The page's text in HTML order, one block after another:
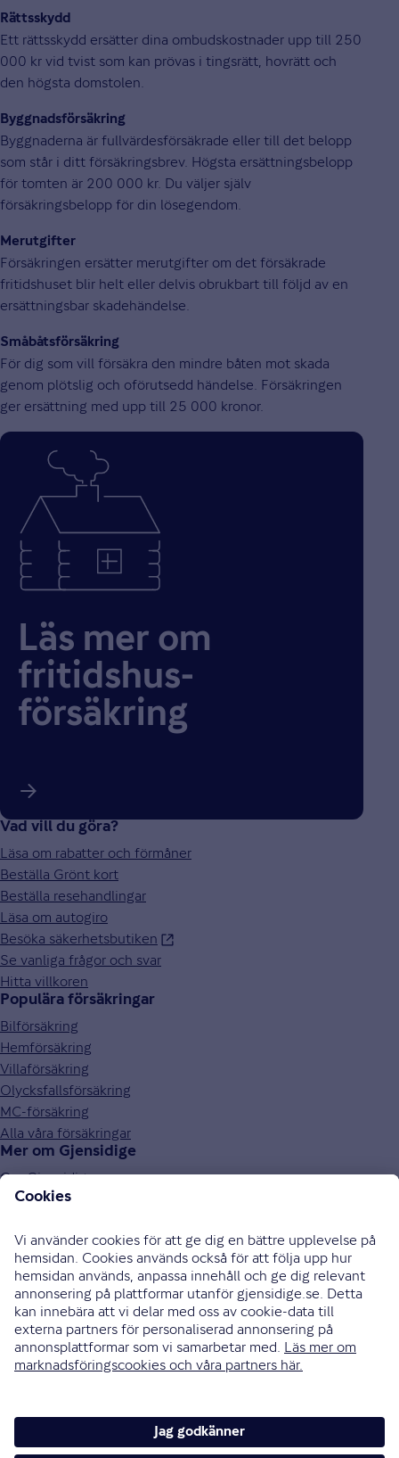
Rättsskydd
Ett rättsskydd ersätter dina ombudskostnader upp till 250
000 kr vid tvist som kan prövas i tingsrätt, hovrätt och
den högsta domstolen.
Byggnadsförsäkring
Byggnaderna är fullvärdesförsäkrade eller till det belopp
som står i ditt försäkringsbrev. Högsta ersättningsbelopp
för tomten är 200 000 kr. Du väljer själv
försäkringsbelopp för din lösegendom.
Merutgifter
Försäkringen ersätter merutgifter om det försäkrade
fritidshuset blir helt eller delvis obrukbart till följd av en
ersättningsbar skadehändelse.
Småbåtsförsäkring
För dig som vill försäkra den mindre båten mot skada
genom plötslig och oförutsedd händelse. Försäkringen
ger ersättning med upp till 25 000 kronor.
Läs mer om
fritidshus­
försäkring
Vad vill du göra?
Läsa om rabatter och förmåner
Beställa Grönt kort
Beställa resehandlingar
Läsa om autogiro
Besöka säkerhetsbutiken
Se vanliga frågor och svar
Hitta villkoren
Populära försäkringar
Bilförsäkring
Hemförsäkring
Villaförsäkring
Olycksfallsförsäkring
MC-försäkring
Alla våra försäkringar
Mer om Gjensidige
Om Gjensidige
Jobba hos oss
Press och media
Investor relations
Samarbetspartners
0771-326 326
Bli uppringd
Skriv till oss
Instagram